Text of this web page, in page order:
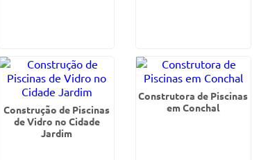
Construção de Piscinas
de Vidro no Cidade
Jardim
Construtora de Piscinas
em Conchal